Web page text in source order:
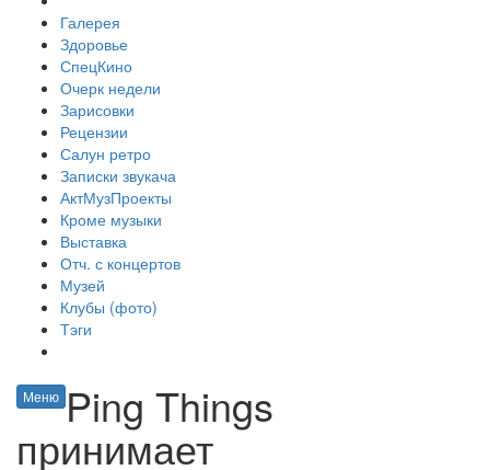
Галерея
Здоровье
СпецКино
Очерк недели
Зарисовки
Рецензии
Салун ретро
Записки звукача
АктМузПроекты
Кроме музыки
Выставка
Отч. с концертов
Музей
Клубы (фото)
Тэги
Меню Ping Things
принимает